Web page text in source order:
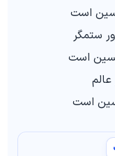
است
ستمگر
است
است